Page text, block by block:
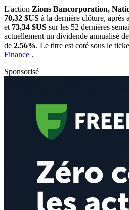
L'action Zions Bancorporation,
70,32 $US à la dernière clôture, après
et 73,34 $US sur les 52 dernières
actuellement un dividende annualisé de
de 2.56%. Le titre est coté sous le
Finance .
Sponsorisé